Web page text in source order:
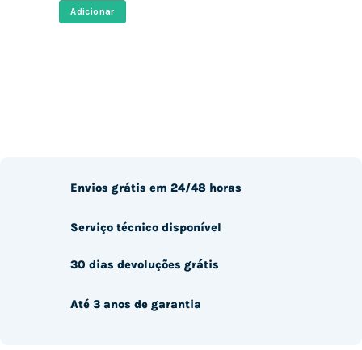
era:
642,00 €.
Adicionar
Envios grátis em 24/48 horas
Serviço técnico disponível
30 dias devoluções grátis
Até 3 anos de garantia